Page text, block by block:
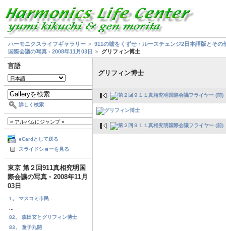
ハーモニクスライフギャラリー
911の嘘をくずせ・ルースチェンジ2日本語版とその
国際会議の写真 ◦ 2008年11月03日
グリフィン博士
言語
詳しく検索
eCardとして送る
スライドショーを見る
東京 第２回911真相究明国
際会議の写真 ◦ 2008年11月
03日
1。 マスコミ市民 -...
82。 森田玄とグリフィン博士
83。 童子丸開
グリフィン博士